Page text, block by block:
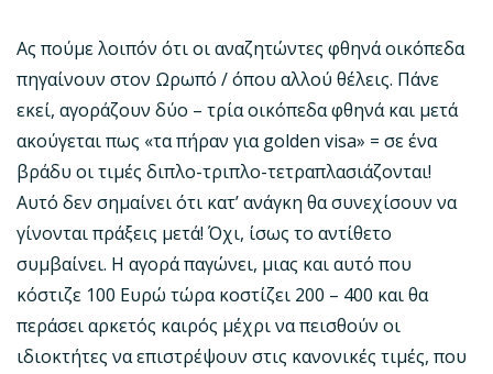
Ας πούμε λοιπόν ότι οι αναζητώντες φθηνά οικόπεδα
πηγαίνουν στον Ωρωπό / όπου αλλού θέλεις. Πάνε
εκεί, αγοράζουν δύο – τρία οικόπεδα φθηνά και μετά
ακούγεται πως «τα πήραν για golden visa» = σε ένα
βράδυ οι τιμές διπλο-τριπλο-τετραπλασιάζονται!
Αυτό δεν σημαίνει ότι κατ’ ανάγκη θα συνεχίσουν να
γίνονται πράξεις μετά! Όχι, ίσως το αντίθετο
συμβαίνει. Η αγορά παγώνει, μιας και αυτό που
κόστιζε 100 Ευρώ τώρα κοστίζει 200 – 400 και θα
περάσει αρκετός καιρός μέχρι να πεισθούν οι
ιδιοκτήτες να επιστρέψουν στις κανονικές τιμές, που